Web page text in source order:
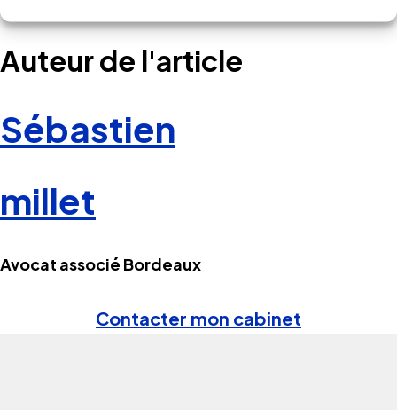
Auteur de l'article
Sébastien
millet
Avocat associé Bordeaux
Contacter mon cabinet